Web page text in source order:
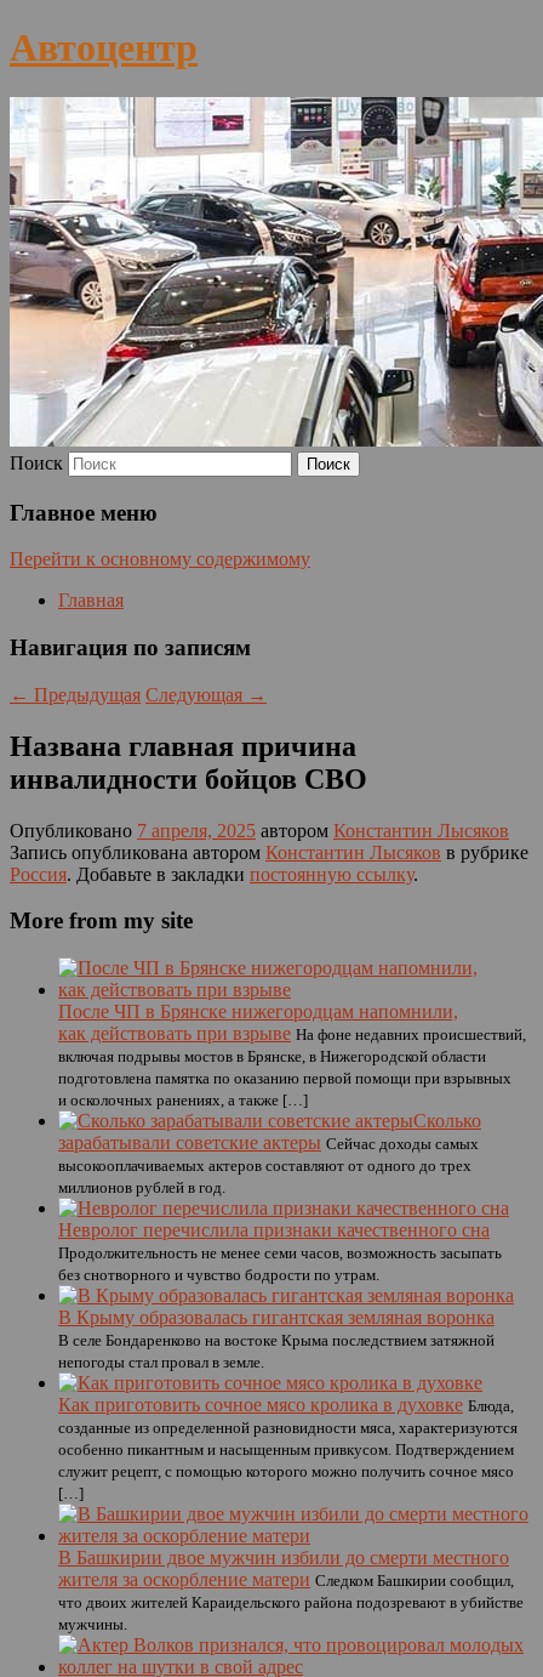
Автоцентр
Поиск
Главное меню
Перейти к основному содержимому
Главная
Навигация по записям
← Предыдущая Следующая →
Названа главная причина
инвалидности бойцов СВО
Опубликовано 7 апреля, 2025 автором Константин Лысяков
Запись опубликована автором Константин Лысяков в рубрике
Россия. Добавьте в закладки постоянную ссылку.
More from my site
После ЧП в Брянске нижегородцам напомнили,
как действовать при взрыве На фоне недавних происшествий,
включая подрывы мостов в Брянске, в Нижегородской области
подготовлена памятка по оказанию первой помощи при взрывных
и осколочных ранениях, а также […]
Сколько
зарабатывали советские актеры Сейчас доходы самых
высокооплачиваемых актеров составляют от одного до трех
миллионов рублей в год.
Невролог перечислила признаки качественного сна
Продолжительность не менее семи часов, возможность засыпать
без снотворного и чувство бодрости по утрам.
В Крыму образовалась гигантская земляная воронка
В селе Бондаренково на востоке Крыма последствием затяжной
непогоды стал провал в земле.
Как приготовить сочное мясо кролика в духовке Блюда,
созданные из определенной разновидности мяса, характеризуются
особенно пикантным и насыщенным привкусом. Подтверждением
служит рецепт, с помощью которого можно получить сочное мясо
[…]
В Башкирии двое мужчин избили до смерти местного
жителя за оскорбление матери Следком Башкирии сообщил,
что двоих жителей Караидельского района подозревают в убийстве
мужчины.